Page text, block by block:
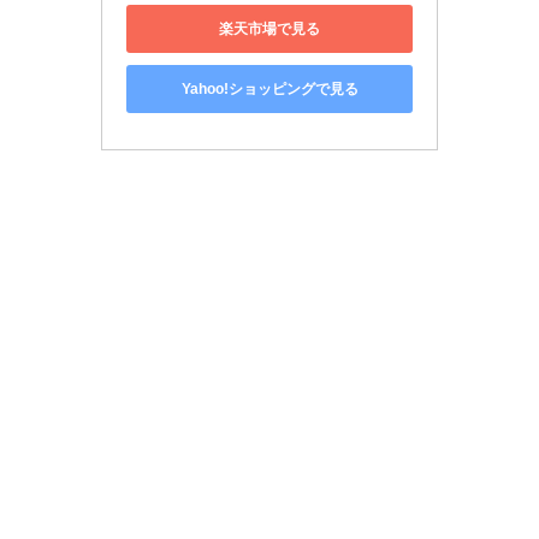
楽天市場で見る
Yahoo!ショッピングで見る